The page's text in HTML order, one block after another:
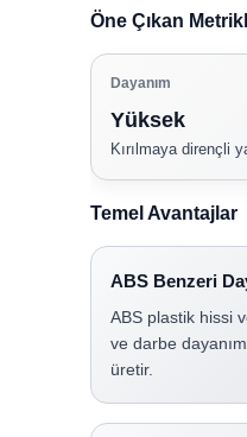
Öne Çıkan
Dayanım
Yüksek
Kırılmaya dirençli
Temel Avantajlar
ABS Benzeri
ABS plastik hissi
ve darbe
üretir.